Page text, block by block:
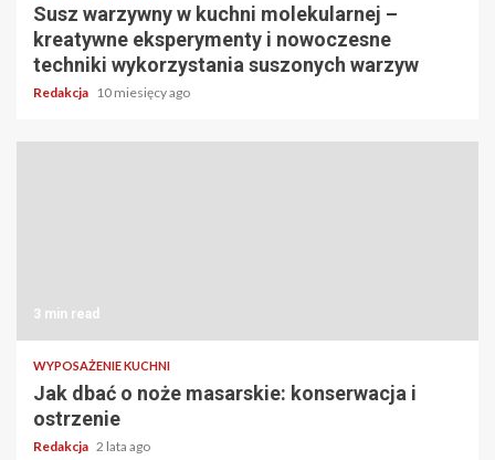
Susz warzywny w kuchni molekularnej –
kreatywne eksperymenty i nowoczesne
techniki wykorzystania suszonych warzyw
Redakcja 10 miesięcy ago
3 min read
WYPOSAŻENIE KUCHNI
Jak dbać o noże masarskie: konserwacja i
ostrzenie
Redakcja 2 lata ago